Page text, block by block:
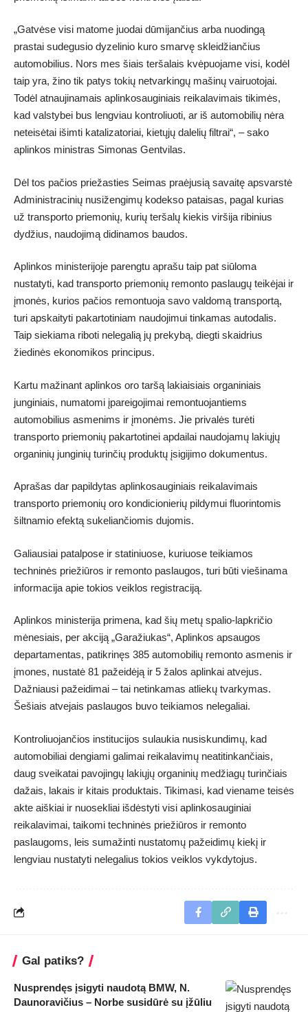
„Gatvėse visi matome juodai dūmijančius arba nuodingą
prastai sudegusio dyzelinio kuro smarvę skleidžiančius
automobilius. Nors mes šiais teršalais kvėpuojame visi, kodėl
taip yra, žino tik patys tokių netvarkingų mašinų vairuotojai.
Todėl atnaujinamais aplinkosauginiais reikalavimais tikimės,
kad valstybei bus lengviau kontroliuoti, ar iš automobilių nėra
neteisėtai išimti katalizatoriai, kietųjų dalelių filtrai“, – sako
aplinkos ministras Simonas Gentvilas.
Dėl tos pačios priežasties Seimas praėjusią savaitę apsvarstė
Administracinių nusižengimų kodekso pataisas, pagal kurias
už transporto priemonių, kurių teršalų kiekis viršija ribinius
dydžius, naudojimą didinamos baudos.
Aplinkos ministerijoje parengtu aprašu taip pat siūloma
nustatyti, kad transporto priemonių remonto paslaugų teikėjai ir
įmonės, kurios pačios remontuoja savo valdomą transportą,
turi apskaityti pakartotiniam naudojimui tinkamas autodalis.
Taip siekiama riboti nelegalią jų prekybą, diegti skaidrius
žiedinės ekonomikos principus.
Kartu mažinant aplinkos oro taršą lakiaisiais organiniais
junginiais, numatomi įpareigojimai remontuojantiems
automobilius asmenims ir įmonėms. Jie privalės turėti
transporto priemonių pakartotinei apdailai naudojamų lakiųjų
organinių junginių turinčių produktų įsigijimo dokumentus.
Aprašas dar papildytas aplinkosauginiais reikalavimais
transporto priemonių oro kondicionierių pildymui fluorintomis
šiltnamio efektą sukeliančiomis dujomis.
Galiausiai patalpose ir statiniuose, kuriuose teikiamos
techninės priežiūros ir remonto paslaugos, turi būti viešinama
informacija apie tokios veiklos registraciją.
Aplinkos ministerija primena, kad šių metų spalio-lapkričio
mėnesiais, per akciją „Garažiukas“, Aplinkos apsaugos
departamentas, patikrinęs 385 automobilių remonto asmenis ir
įmones, nustatė 81 pažeidėją ir 5 žalos aplinkai atvejus.
Dažniausi pažeidimai – tai netinkamas atliekų tvarkymas.
Šešiais atvejais paslaugos buvo teikiamos nelegaliai.
Kontroliuojančios institucijos sulaukia nusiskundimų, kad
automobiliai dengiami galimai reikalavimų neatitinkančiais,
daug sveikatai pavojingų lakiųjų organinių medžiagų turinčiais
dažais, lakais ir kitais produktais. Tikimasi, kad viename teisės
akte aiškiai ir nuosekliai išdėstyti visi aplinkosauginiai
reikalavimai, taikomi techninės priežiūros ir remonto
paslaugoms, leis sumažinti nustatomų pažeidimų kiekį ir
lengviau nustatyti nelegalius tokios veiklos vykdytojus.
Gal patiks?
Nusprendęs įsigyti naudotą BMW, N.
Daunoravičius – Norbe susidūrė su įžūliu